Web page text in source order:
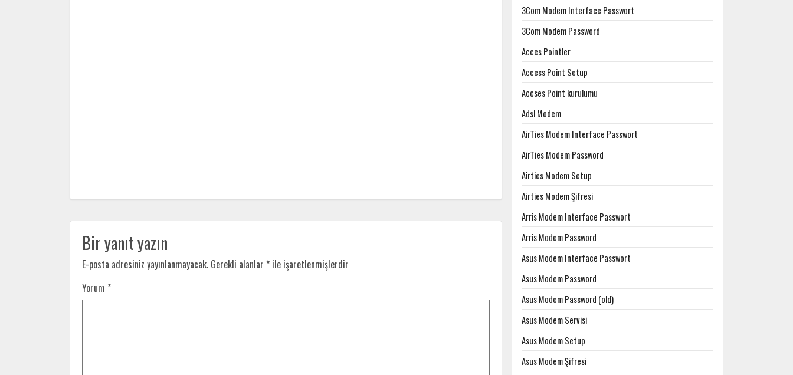
Bir yanıt yazın
E-posta adresiniz yayınlanmayacak. Gerekli alanlar * ile işaretlenmişlerdir
Yorum *
3Com Modem Interface Passwort
3Com Modem Password
Acces Pointler
Access Point Setup
Accses Point kurulumu
Adsl Modem
AirTies Modem Interface Passwort
AirTies Modem Password
Airties Modem Setup
Airties Modem Şifresi
Arris Modem Interface Passwort
Arris Modem Password
Asus Modem Interface Passwort
Asus Modem Password
Asus Modem Password (old)
Asus Modem Servisi
Asus Modem Setup
Asus Modem Şifresi